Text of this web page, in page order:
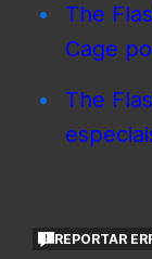
The
Cage
The
REPORTAR